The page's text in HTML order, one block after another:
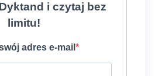
i czytaj bez
limitu!
adres e-mail